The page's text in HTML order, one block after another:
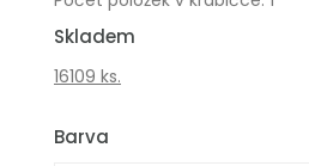
Skladem
16109 ks.
Barva